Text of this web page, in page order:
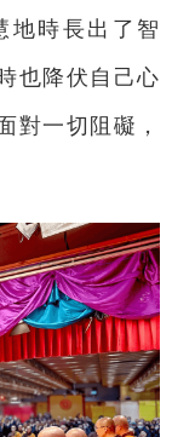
地時長出了智
也降伏自己心
對一切阻礙，